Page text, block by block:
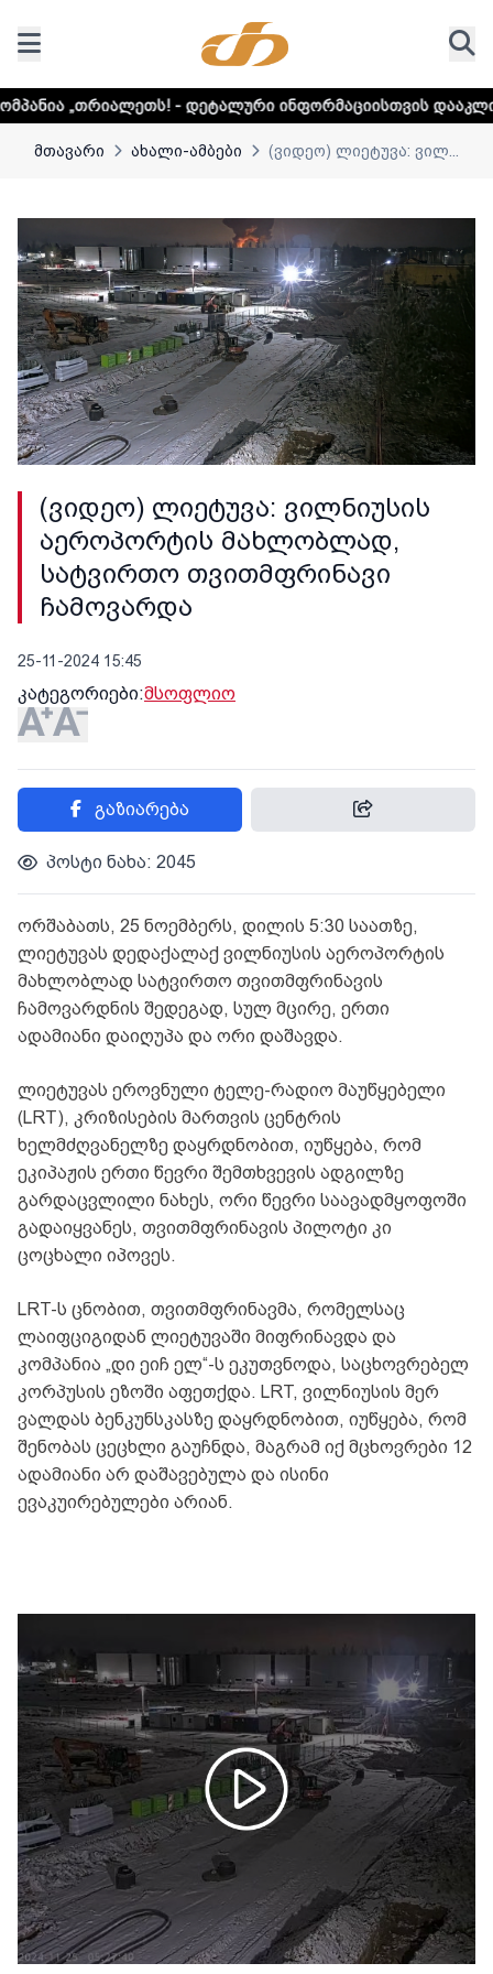
- დეტალური ინფორმაციისთვის დააკლიკეთ ლინკს
მთავარი ახალი-ამბები (ვიდეო) ლიეტუვა: ვილ...
(ვიდეო) ლიეტუვა: ვილნიუსის
აეროპორტის მახლობლად,
სატვირთო თვითმფრინავი
ჩამოვარდა
25-11-2024 15:45
კატეგორიები:მსოფლიო
გაზიარება
პოსტი ნახა: 2045
ორშაბათს, 25 ნოემბერს, დილის 5:30 საათზე,
ლიეტუვას დედაქალაქ ვილნიუსის აეროპორტის
მახლობლად სატვირთო თვითმფრინავის
ჩამოვარდნის შედეგად, სულ მცირე, ერთი
ადამიანი დაიღუპა და ორი დაშავდა.
ლიეტუვას ეროვნული ტელე-რადიო მაუწყებელი
(LRT), კრიზისების მართვის ცენტრის
ხელმძღვანელზე დაყრდნობით, იუწყება, რომ
ეკიპაჟის ერთი წევრი შემთხვევის ადგილზე
გარდაცვლილი ნახეს, ორი წევრი საავადმყოფოში
გადაიყვანეს, თვითმფრინავის პილოტი კი
ცოცხალი იპოვეს.
LRT-ს ცნობით, თვითმფრინავმა, რომელსაც
ლაიფციგიდან ლიეტუვაში მიფრინავდა და
კომპანია „დი ეიჩ ელ“-ს ეკუთვნოდა, საცხოვრებელ
კორპუსის ეზოში აფეთქდა. LRT, ვილნიუსის მერ
ვალდას ბენკუნსკასზე დაყრდნობით, იუწყება, რომ
შენობას ცეცხლი გაუჩნდა, მაგრამ იქ მცხოვრები 12
ადამიანი არ დაშავებულა და ისინი
ევაკუირებულები არიან.